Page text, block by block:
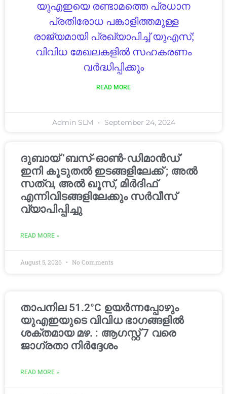
യുഎഇയെ രണ്ടാമത്തെ പ്രധാന
പ്രതിരോധ പങ്കാളിത്തമുള്ള
രാജ്യമായി പ്രഖ്യാപിച്ച് യുഎസ്;
വിവിധ മേഖലകളിൽ സഹകരണം
വർദ്ധിപ്പിക്കും
READ MORE
Admin SLM September 24, 2024
ദുബായ് ‘ബസ്-ഓൺ-ഡിമാൻഡ്’
ഇനി കൂടുതൽ ഇടങ്ങളിലേക്ക് ; അൽ
സത്വ, അൽ ഖൂസ്, മിർദിഫ്
എന്നിവിടങ്ങളിലേക്കും സർവീസ്
വ്യാപിപ്പിച്ചു
READ MORE »
August 5, 2026 No Comments
താപനില 51.2°C ഉയർന്നപ്പോഴും
യുഎഇയുടെ വിവിധ ഭാഗങ്ങളിൽ
ശക്തമായ മഴ. : ആഗസ്റ്റ് 7 വരെ
ജാഗ്രതാ നിർദ്ദേശം
READ MORE »